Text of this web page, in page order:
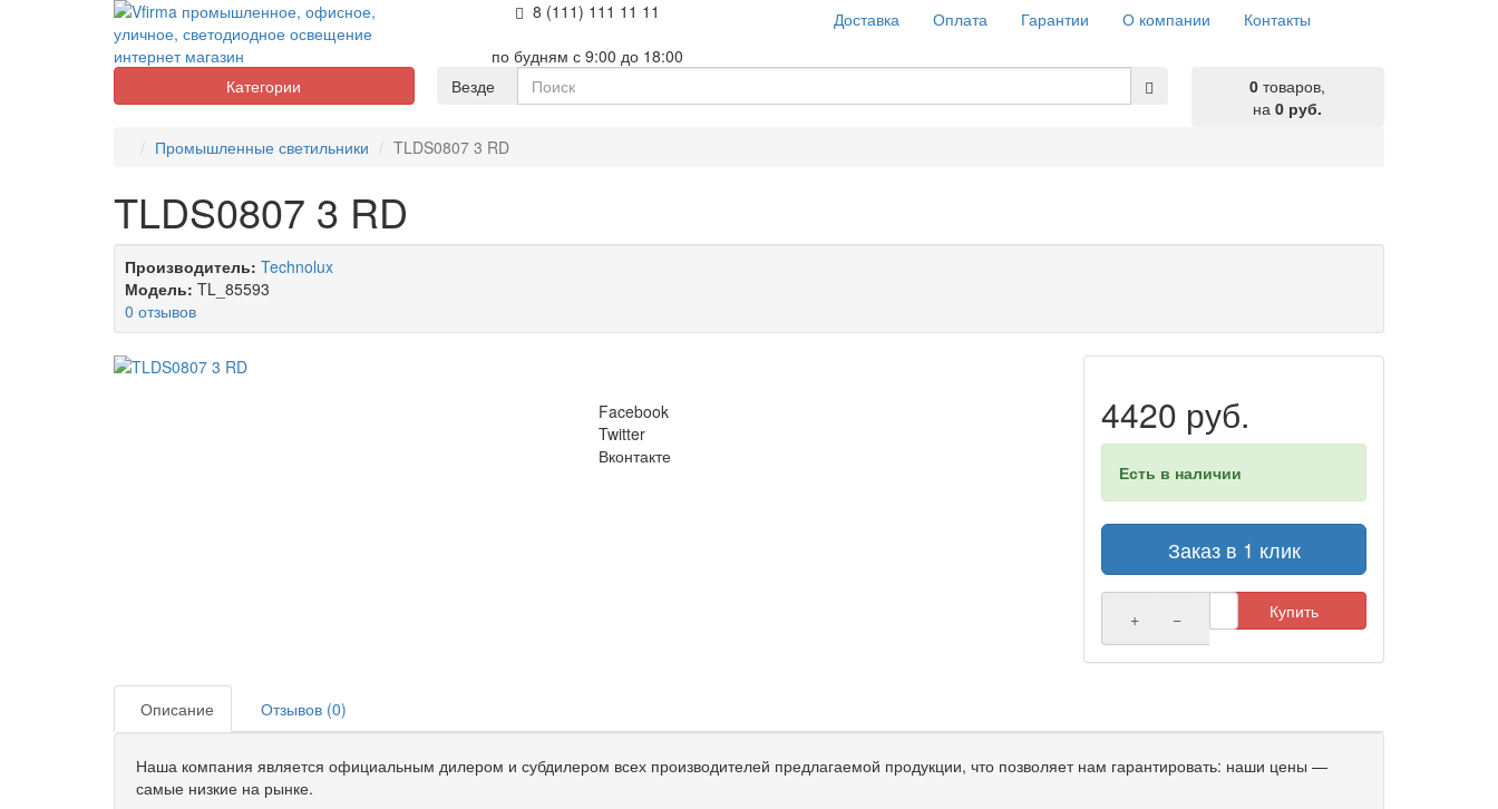
8 (111) 111 11 11
по будням с 9:00 до 18:00
Доставка Оплата Гарантии О компании Контакты
Везде 0 товаров,
на0 руб.
Категории
Промышленные светильники TLDS0807 3 RD
TLDS0807 3 RD
Производитель: Technolux
Модель: TL_85593
0 отзывов
Facebook
Twitter
Вконтакте
4420 руб.
Есть в наличии
Заказ в 1 клик
+ − Купить
Описание Отзывов (0)
Наша компания является официальным дилером и субдилером всех производителей предлагаемой продукции, что позволяет нам гарантировать: наши цены —
самые низкие на рынке.